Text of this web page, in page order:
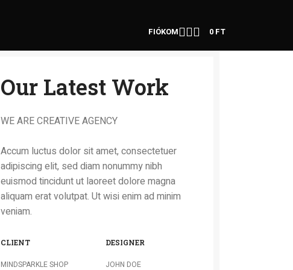
FIÓKOM 0 FT
Our Latest Work
WE ARE CREATIVE AGENCY
Accum luctus dolor sit amet, consectetuer
adipiscing elit, sed diam nonummy nibh
euismod tincidunt ut laoreet dolore magna
aliquam erat volutpat. Ut wisi enim ad minim
veniam.
CLIENT
MINDSPARKLE SHOP
DESIGNER
JOHN DOE